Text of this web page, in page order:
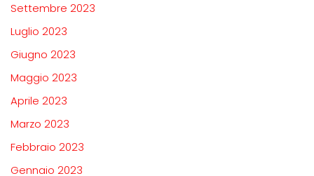
Settembre 2023
Luglio 2023
Giugno 2023
Maggio 2023
Aprile 2023
Marzo 2023
Febbraio 2023
Gennaio 2023